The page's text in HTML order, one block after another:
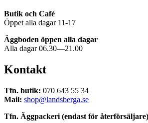
Butik och Café
Öppet alla dagar 11-17
Äggboden öppen alla dagar
Alla dagar 06.30—21.00
Kontakt
Tfn. butik: 070 643 55 34
Mail: shop@landsberga.se
Tfn. Äggpackeri (endast för